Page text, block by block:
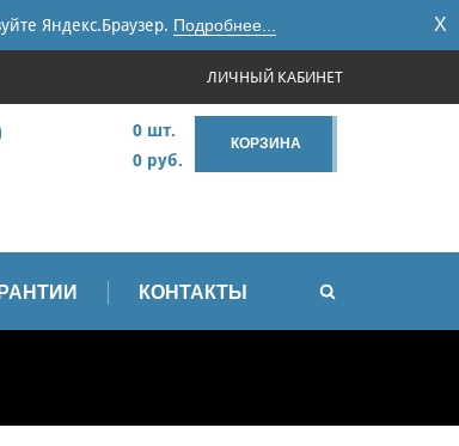
Яндекс.Браузер. Подробнее... X
ЛИЧНЫЙ КАБИНЕТ
КОРЗИНА
0 шт.
0 руб.
КОНТАКТЫ